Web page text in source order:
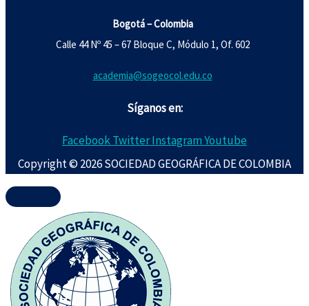
Bogotá – Colombia
Calle 44 Nº 45 – 67 Bloque C, Módulo 1, Of. 602
academia@sogeocol.edu.co
Síganos en:
FacebookTwitterInstagramYoutube
Copyright © 2026 SOCIEDAD GEOGRÁFICA DE COLOMBIA